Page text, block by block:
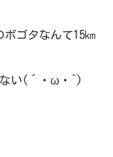
ゴタなんて15㎞
ない(´・ω・`)